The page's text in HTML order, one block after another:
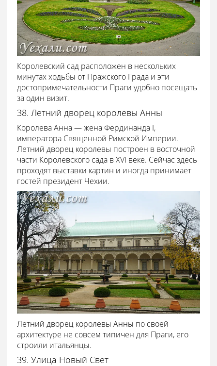
Королевский сад расположен в нескольких
минутах ходьбы от Пражского Града и эти
достопримечательности Праги удобно посещать
за один визит.
38. Летний дворец королевы Анны
Королева Анна — жена Фердинанда I,
императора Священной Римской Империи.
Летний дворец королевы построен в восточной
части Королевского сада в XVI веке. Сейчас здесь
проходят выставки картин и иногда принимает
гостей президент Чехии.
Летний дворец королевы Анны по своей
архитектуре не совсем типичен для Праги, его
строили итальянцы.
39. Улица Новый Свет